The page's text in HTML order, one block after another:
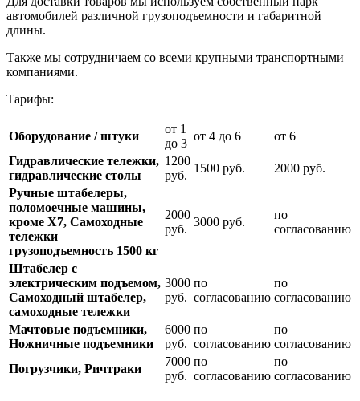
автомобилей различной грузоподъемности и габаритной
длины.
Также мы сотрудничаем со всеми крупными транспортными
компаниями.
Тарифы:
Оборудование / штуки
от 1
до 3
от 4 до 6
от 6
Гидравлические тележки,
гидравлические столы
1200
руб.
1500 руб.
2000 руб.
Ручные штабелеры,
поломоечные машины,
кроме Х7, Самоходные
тележки
грузоподъемность 1500 кг
2000
руб.
3000 руб.
по
согласованию
Штабелер с
электрическим подъемом,
Самоходный штабелер,
самоходные тележки
3000
руб.
по
согласованию
по
согласованию
Мачтовые подъемники,
Ножничные подъемники
6000
руб.
по
согласованию
по
согласованию
Погрузчики, Ричтраки
7000
руб.
по
согласованию
по
согласованию